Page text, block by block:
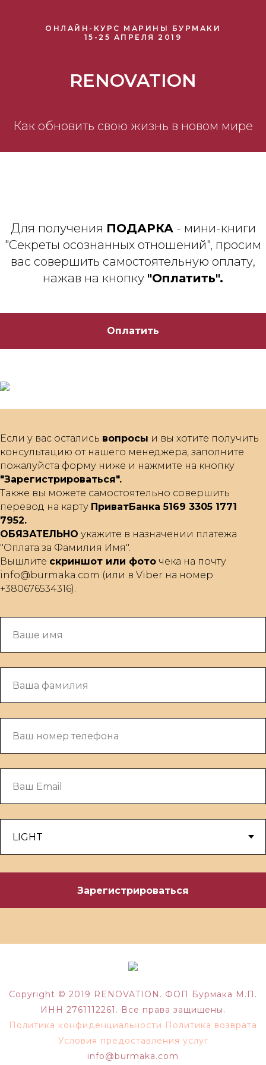
ОНЛАЙН-КУРС МАРИНЫ БУРМАКИ
15-25 АПРЕЛЯ 2019
RENOVATION
Как обновить свою жизнь в новом мире
Для получения ПОДАРКА- мини-книги
"Секреты осознанных отношений", просим
вас совершить самостоятельную оплату,
нажав на кнопку "Оплатить".
Оплатить
Если у вас остались вопросы и вы хотите получить
консультацию от нашего менеджера, заполните
пожалуйста форму ниже и нажмите на кнопку
"Зарегистрироваться".
Также вы можете самостоятельно совершить
перевод на карту ПриватБанка 5169 3305 1771
7952.
ОБЯЗАТЕЛЬНО укажите в назначении платежа
"Оплата за Фамилия Имя".
Вышлите скриншот или фото чека на почту
info@burmaka.com (или в Viber на номер
+380676534316).
Зарегистрироваться
Copyright © 2019 RENOVATION. ФОП Бурмака М.П.
ИНН 2761112261. Все права защищены.
Политика конфиденциальности Политика возврата
Условия предоставления услуг
info@burmaka.com